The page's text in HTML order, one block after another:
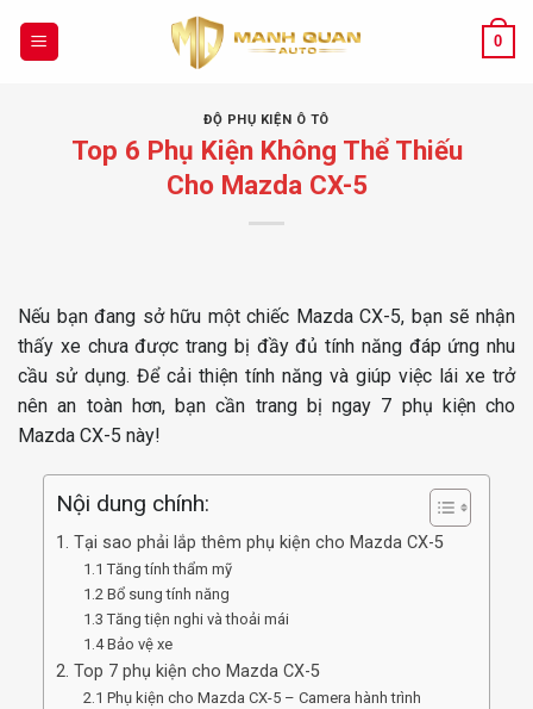
0
ĐỘ PHỤ KIỆN Ô TÔ
Top 6 Phụ Kiện Không Thể Thiếu
Cho Mazda CX-5
Nếu bạn đang sở hữu một chiếc Mazda CX-5, bạn sẽ nhận
thấy xe chưa được trang bị đầy đủ tính năng đáp ứng nhu
cầu sử dụng. Để cải thiện tính năng và giúp việc lái xe trở
nên an toàn hơn, bạn cần trang bị ngay 7 phụ kiện cho
Mazda CX-5 này!
Nội dung chính:
1. Tại sao phải lắp thêm phụ kiện cho Mazda CX-5
1.1 Tăng tính thẩm mỹ
1.2 Bổ sung tính năng
1.3 Tăng tiện nghi và thoải mái
1.4 Bảo vệ xe
2. Top 7 phụ kiện cho Mazda CX-5
2.1 Phụ kiện cho Mazda CX-5 – Camera hành trình